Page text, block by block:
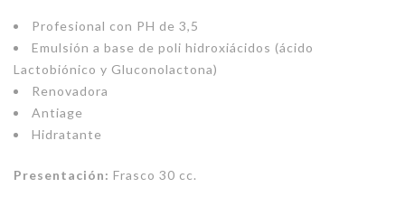
Profesional con PH de 3,5
Emulsión a base de poli hidroxiácidos (ácido
Lactobiónico y Gluconolactona)
Renovadora
Antiage
Hidratante
Presentación: Frasco 30 cc.